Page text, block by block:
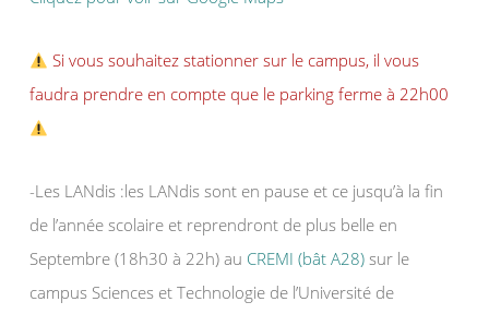
Si vous souhaitez stationner sur le campus, il vous
faudra prendre en compte que le parking ferme à 22h00
-Les LANdis :les LANdis sont en pause et ce jusqu’à la fin
de l’année scolaire et reprendront de plus belle en
Septembre (18h30 à 22h) au CREMI (bât A28) sur le
campus Sciences et Technologie de l’Université de